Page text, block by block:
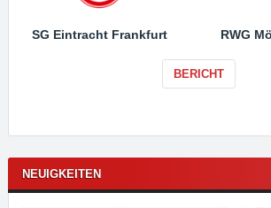
SG Eintracht Frankfurt
BERICHT
NEUIGKEITEN